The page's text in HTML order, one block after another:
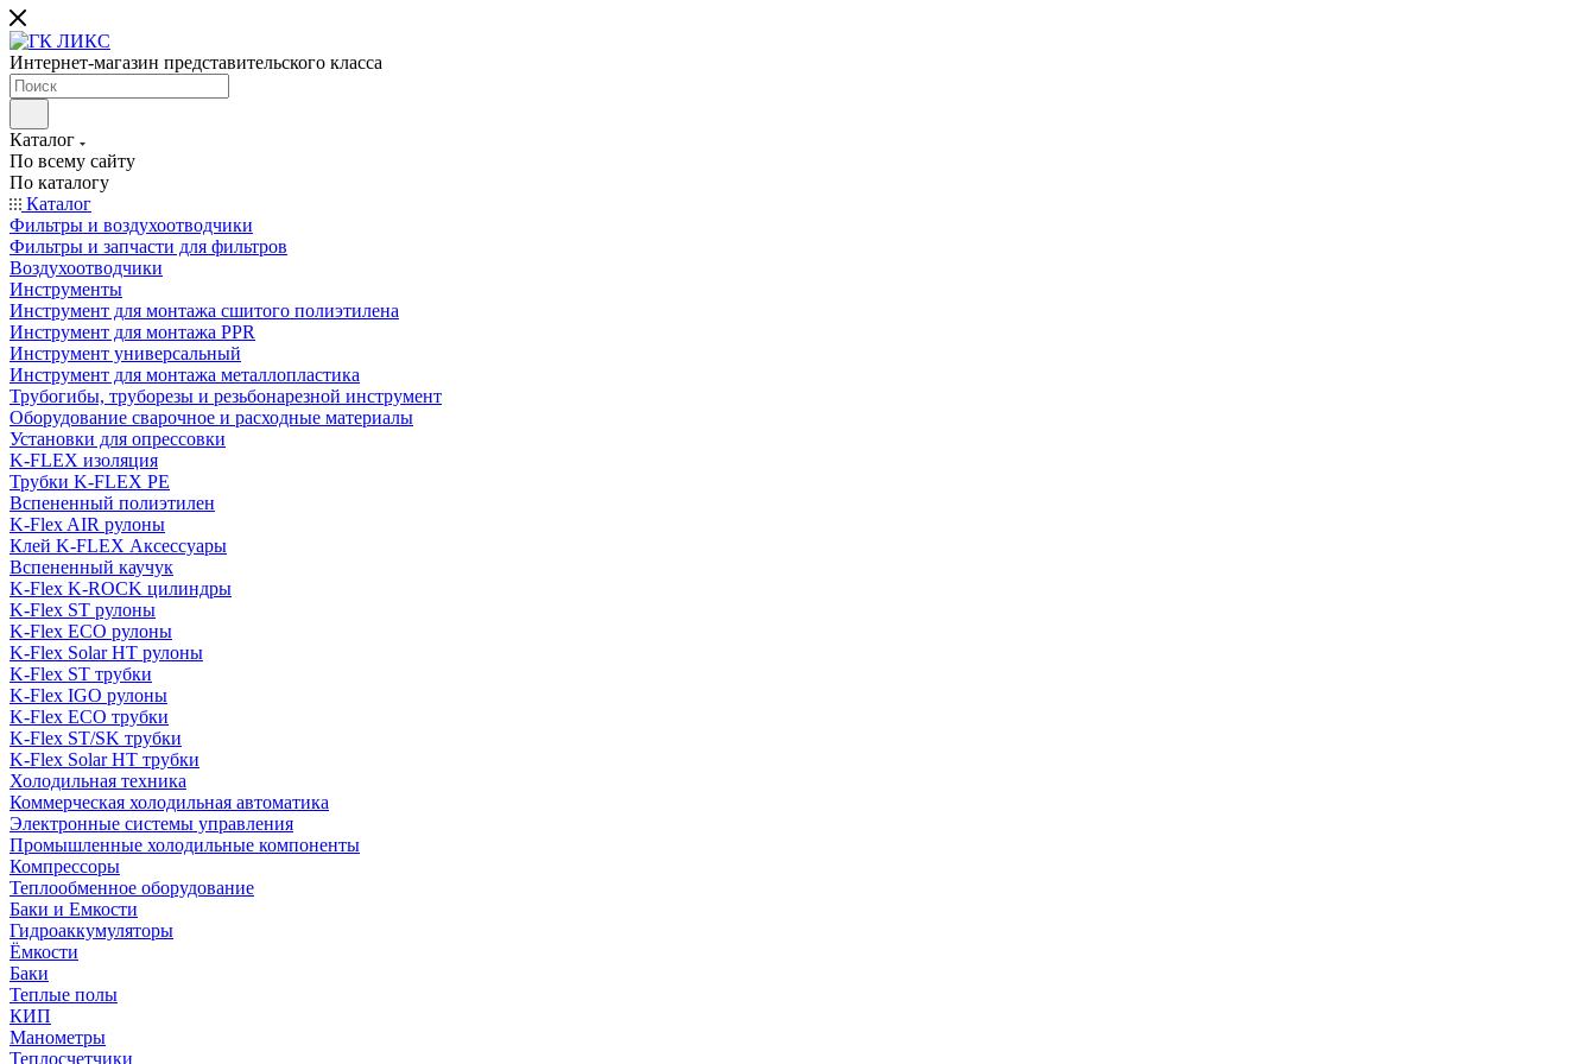
Интернет-магазин представительского класса
Каталог
По всему сайту
По каталогу
Каталог
Фильтры и воздухоотводчики
Фильтры и запчасти для фильтров
Воздухоотводчики
Инструменты
Инструмент для монтажа сшитого полиэтилена
Инструмент для монтажа PPR
Инструмент универсальный
Инструмент для монтажа металлопластика
Трубогибы, труборезы и резьбонарезной инструмент
Оборудование сварочное и расходные материалы
Установки для опрессовки
K-FLEX изоляция
Трубки K-FLEX PE
Вспененный полиэтилен
K-Flex AIR рулоны
Клей K-FLEX Аксессуары
Вспененный каучук
K-Flex K-ROCK цилиндры
K-Flex ST рулоны
K-Flex ECO рулоны
K-Flex Solar HT рулоны
K-Flex ST трубки
K-Flex IGO рулоны
K-Flex ECO трубки
K-Flex ST/SK трубки
K-Flex Solar HT трубки
Холодильная техника
Коммерческая холодильная автоматика
Электронные системы управления
Промышленные холодильные компоненты
Компрессоры
Теплообменное оборудование
Баки и Емкости
Гидроаккумуляторы
Ёмкости
Баки
Теплые полы
КИП
Манометры
Теплосчетчики